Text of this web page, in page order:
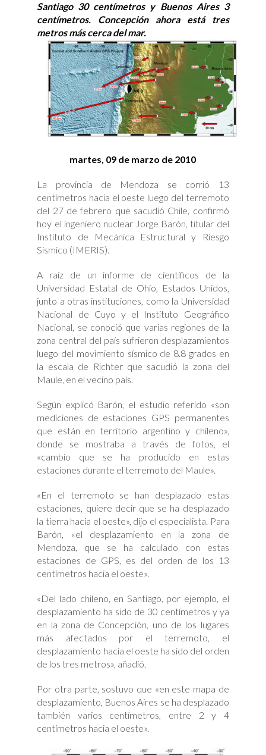
Santiago 30 centímetros y Buenos Aires 3
centímetros. Concepción ahora está tres
metros más cerca del mar.
martes, 09 de marzo de 2010
La provincia de Mendoza se corrió 13
centímetros hacia el oeste luego del terremoto
del 27 de febrero que sacudió Chile, confirmó
hoy el ingeniero nuclear Jorge Barón, titular del
Instituto de Mecánica Estructural y Riesgo
Sísmico (IMERIS).
A raíz de un informe de científicos de la
Universidad Estatal de Ohio, Estados Unidos,
junto a otras instituciones, como la Universidad
Nacional de Cuyo y el Instituto Geográfico
Nacional, se conoció que varias regiones de la
zona central del país sufrieron desplazamientos
luego del movimiento sísmico de 8.8 grados en
la escala de Richter que sacudió la zona del
Maule, en el vecino país.
Según explicó Barón, el estudio referido «son
mediciones de estaciones GPS permanentes
que están en territorio argentino y chileno»,
donde se mostraba a través de fotos, el
«cambio que se ha producido en estas
estaciones durante el terremoto del Maule».
«En el terremoto se han desplazado estas
estaciones, quiere decir que se ha desplazado
la tierra hacia el oeste», dijo el especialista. Para
Barón, «el desplazamiento en la zona de
Mendoza, que se ha calculado con estas
estaciones de GPS, es del orden de los 13
centímetros hacia el oeste».
«Del lado chileno, en Santiago, por ejemplo, el
desplazamiento ha sido de 30 centímetros y ya
en la zona de Concepción, uno de los lugares
más afectados por el terremoto, el
desplazamiento hacia el oeste ha sido del orden
de los tres metros», añadió.
Por otra parte, sostuvo que «en este mapa de
desplazamiento, Buenos Aires se ha desplazado
también varios centímetros, entre 2 y 4
centímetros hacia el oeste».